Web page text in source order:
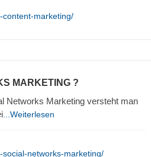
content-marketing/
MARKETING ?
Networks Marketing versteht man
...Weiterlesen
networks-marketing/